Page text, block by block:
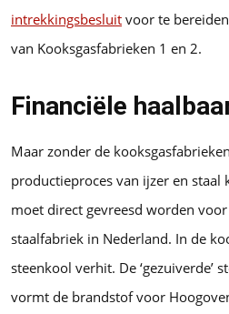
intrekkingsbesluit voor te
van Kooksgasfabrieken 1 en 2.
Financiële
Maar zonder de
productieproces van ijzer en staal
moet direct gevreesd worden
staalfabriek in Nederland. In de
steenkool verhit. De ‘gezuiverde’
vormt de brandstof voor